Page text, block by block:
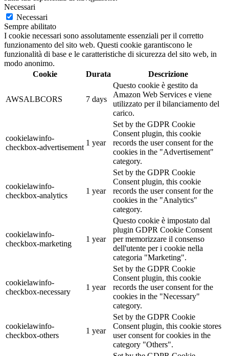
Necessari
Necessari
Sempre abilitato
I cookie necessari sono assolutamente essenziali per il corretto
funzionamento del sito web. Questi cookie garantiscono le
funzionalità di base e le caratteristiche di sicurezza del sito web, in
modo anonimo.
Cookie
Durata Descrizione
AWSALBCORS 7 days
Questo cookie è gestito da
Amazon Web Services e viene
utilizzato per il bilanciamento del
carico.
cookielawinfo-
checkbox-advertisement
1 year
Set by the GDPR Cookie
Consent plugin, this cookie
records the user consent for the
cookies in the "Advertisement"
category.
cookielawinfo-
checkbox-analytics
1 year
Set by the GDPR Cookie
Consent plugin, this cookie
records the user consent for the
cookies in the "Analytics"
category.
cookielawinfo-
checkbox-marketing
1 year
Questo cookie è impostato dal
plugin GDPR Cookie Consent
per memorizzare il consenso
dell'utente per i cookie nella
categoria "Marketing".
cookielawinfo-
checkbox-necessary
1 year
Set by the GDPR Cookie
Consent plugin, this cookie
records the user consent for the
cookies in the "Necessary"
category.
cookielawinfo-
checkbox-others
1 year
Set by the GDPR Cookie
Consent plugin, this cookie stores
user consent for cookies in the
category "Others".